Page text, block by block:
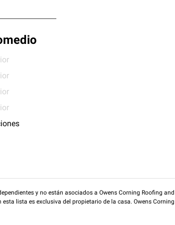
y no están asociados a Owens Corning Roofing
lista es exclusiva del propietario de la casa. Owens